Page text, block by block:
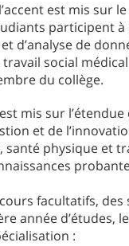
l’accent est mis sur
participent
d’analyse de
social
du collège.
mis sur
et de
physique et
facultatifs,
année d’études,
: